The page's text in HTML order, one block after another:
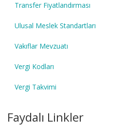
Transfer Fiyatlandırması
Ulusal Meslek Standartları
Vakıflar Mevzuatı
Vergi Kodları
Vergi Takvimi
Faydalı Linkler